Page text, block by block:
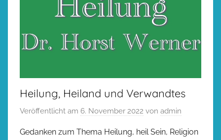
Heilung, Heiland und Verwandtes
Veröffentlicht am 6. November 2022 von admin
Gedanken zum Thema Heilung, heil Sein, Religion